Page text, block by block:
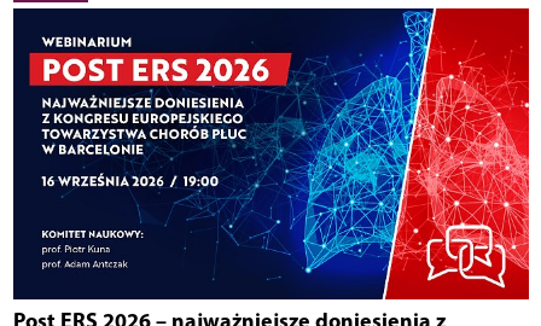
Post ERS 2026 – najważniejsze doniesienia z